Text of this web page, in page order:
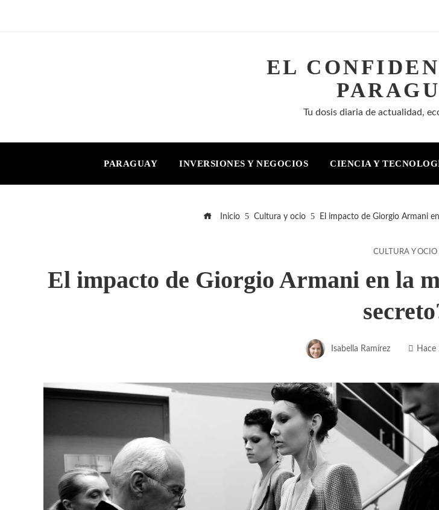
EL
Tu dosis diaria de actualidad,
PARAGUAY INVERSIONES Y NEGOCIOS CIENCIA Y
Inicio Cultura y ocio El impacto de Giorgio Armani
CULTURA Y OCIO
El impacto de Giorgio Armani en la
Isabella Ramírez Hace